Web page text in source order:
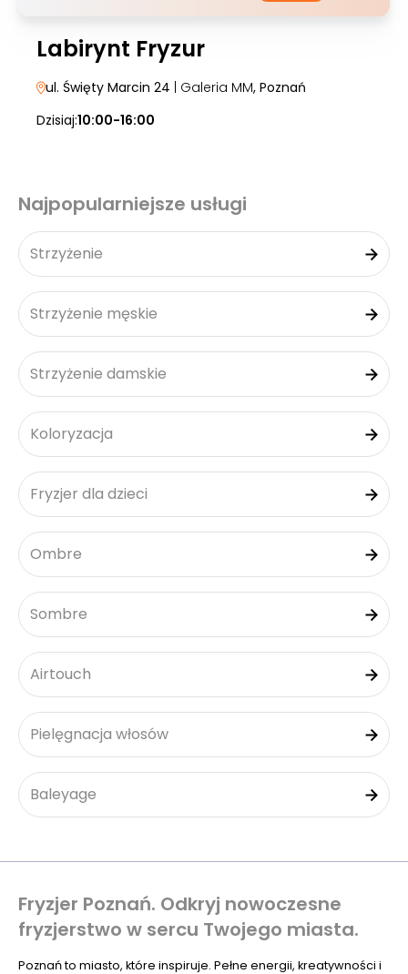
Labirynt Fryzur
ul. Święty Marcin 24 | Galeria MM, Poznań
Dzisiaj:10:00-16:00
Najpopularniejsze usługi
Strzyżenie
Strzyżenie męskie
Strzyżenie damskie
Koloryzacja
Fryzjer dla dzieci
Ombre
Sombre
Airtouch
Pielęgnacja włosów
Baleyage
Fryzjer Poznań. Odkryj nowoczesne
fryzjerstwo w sercu Twojego miasta.
Poznań to miasto, które inspiruje. Pełne energii, kreatywności i